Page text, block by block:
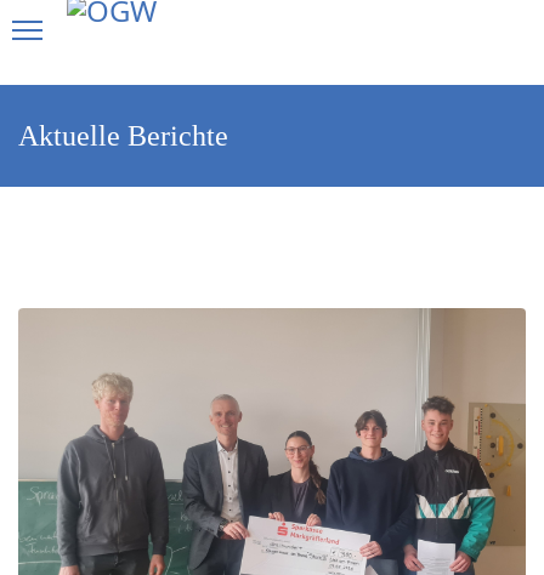
Aktuelle Berichte